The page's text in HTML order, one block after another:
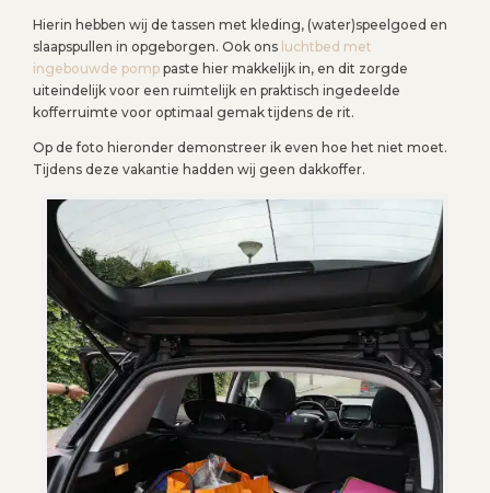
Hierin hebben wij de tassen met kleding, (water)speelgoed en
slaapspullen in opgeborgen. Ook ons luchtbed met
ingebouwde pomp paste hier makkelijk in, en dit zorgde
uiteindelijk voor een ruimtelijk en praktisch ingedeelde
kofferruimte voor optimaal gemak tijdens de rit.
Op de foto hieronder demonstreer ik even hoe het niet moet.
Tijdens deze vakantie hadden wij geen dakkoffer.